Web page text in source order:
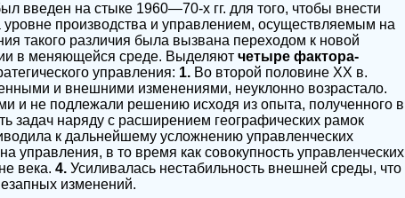
введен на стыке 1960—70-х гг. для того, чтобы внести
производства и управлением, осуществляемым на
такого различия была вызвана переходом к новой
в меняющейся среде. Выделяют четыре фактора-
управления: 1. Во второй половине XX в.
и внешними изменениями, неуклонно возрастало.
и не подлежали решению исходя из опыта, полученного в
задач наряду с расширением географических рамок
к дальнейшему усложнению управленческих
управления, в то время как совокупность управленческих
века. 4. Усиливалась нестабильность внешней среды, что
изменений.